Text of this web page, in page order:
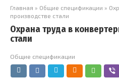
Главная » Общие спецификации »
производстве стали
Охрана труда в
стали
Общие спецификации